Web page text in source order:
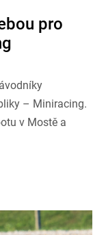
pro
– Miniracing.
v Mostě a